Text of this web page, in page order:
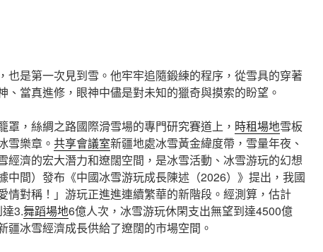
也是第一次見到雪。他牢牢追隨鍛練的程序，從雪具的穿著
當真進修，眼神中儘是對未知的獵奇與摸索的盼望。
，絲綢之路國際滑雪場的專門研究賽道上， 時租場地雪板
雪樂章。 共享會議室新疆地處冰雪黃金緯度帶，雪量年夜、
經濟的宏大潛力和遼闊空間，是冰雪活動、冰雪游玩的幻想
中間）發布《中國冰雪游玩成長陳述（2026）》提出，我國
情對稱！」游玩正進進連續繁華的新階段。經測算，估計
3.舞蹈場地6億人次，冰雪游玩休閑支出無望到達4500億
冰雪經濟成長供給了遼闊的市場空間。